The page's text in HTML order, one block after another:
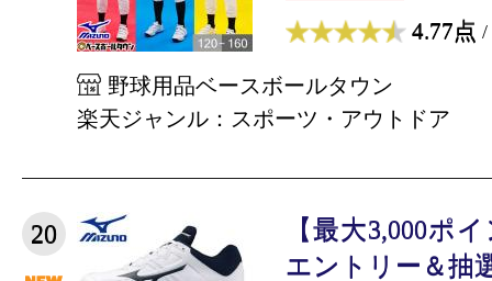
4.77点 /
野球用品ベースボールタウン
楽天ジャンル：スポーツ・アウトドア
20
【最大3,000ポ
エントリー＆抽